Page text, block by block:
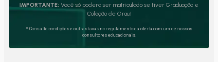
IMPORTANTE: Você só poderá ser matriculado se tiver Graduação e
Colação de Grau!
* Consulte condições e outras taxas no regulamento da oferta com um de nossos
consultores educacionais.